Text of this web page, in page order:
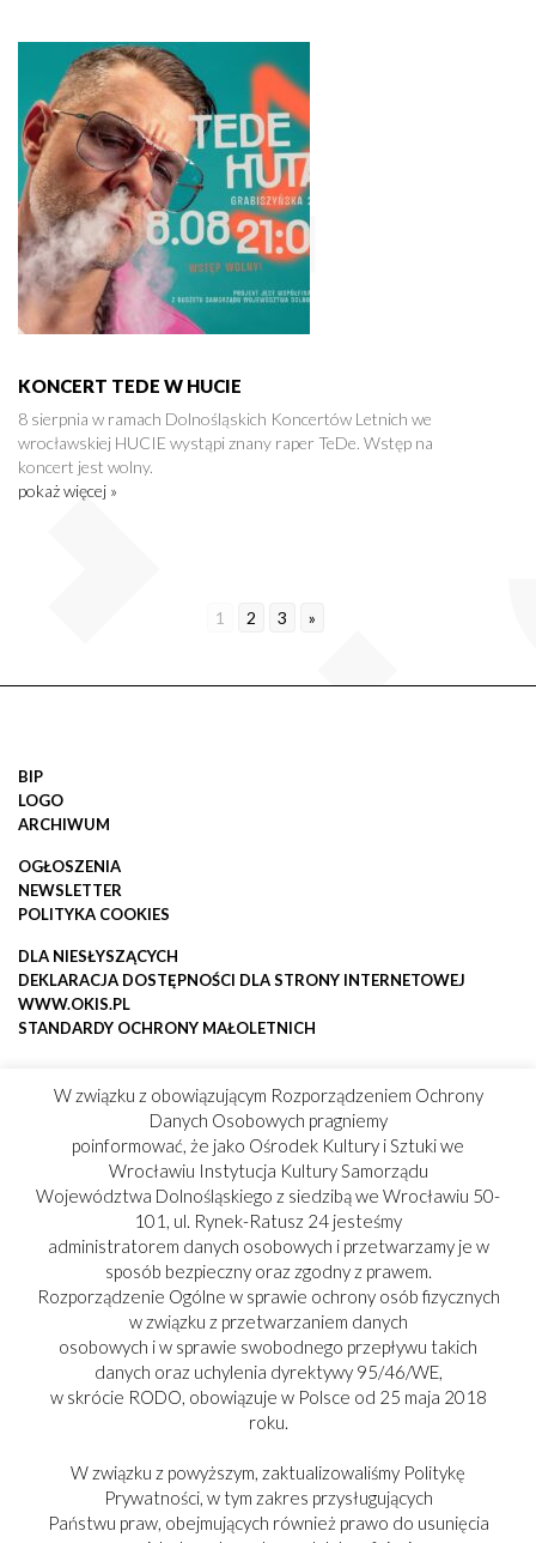
KONCERT TEDE W HUCIE
8 sierpnia w ramach Dolnośląskich Koncertów Letnich we
wrocławskiej HUCIE wystąpi znany raper TeDe. Wstęp na
koncert jest wolny.
pokaż więcej »
1 2 3 »
BIP
LOGO
ARCHIWUM
OGŁOSZENIA
NEWSLETTER
POLITYKA COOKIES
DLA NIESŁYSZĄCYCH
DEKLARACJA DOSTĘPNOŚCI DLA STRONY INTERNETOWEJ
WWW.OKIS.PL
STANDARDY OCHRONY MAŁOLETNICH
W związku z obowiązującym Rozporządzeniem Ochrony
Danych Osobowych pragniemy
poinformować, że jako Ośrodek Kultury i Sztuki we
Wrocławiu Instytucja Kultury Samorządu
Województwa Dolnośląskiego z siedzibą we Wrocławiu 50-
101, ul. Rynek-Ratusz 24 jesteśmy
administratorem danych osobowych i przetwarzamy je w
sposób bezpieczny oraz zgodny z prawem.
Rozporządzenie Ogólne w sprawie ochrony osób fizycznych
w związku z przetwarzaniem danych
osobowych i w sprawie swobodnego przepływu takich
danych oraz uchylenia dyrektywy 95/46/WE,
w skrócie RODO, obowiązuje w Polsce od 25 maja 2018
roku.
W związku z powyższym, zaktualizowaliśmy Politykę
Prywatności, w tym zakres przysługujących
Państwu praw, obejmujących również prawo do usunięcia